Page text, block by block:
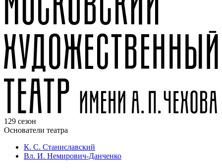
129 сезон
Основатели театра
К. С. Станиславский
Вл. И. Немирович-Данченко